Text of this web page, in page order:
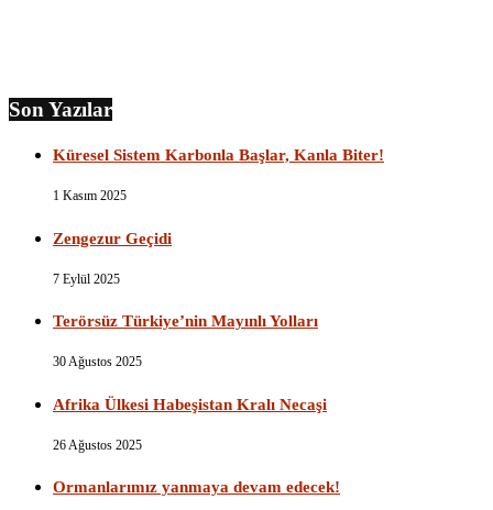
Son Yazılar
Küresel Sistem Karbonla Başlar, Kanla Biter!
1 Kasım 2025
Zengezur Geçidi
7 Eylül 2025
Terörsüz Türkiye’nin Mayınlı Yolları
30 Ağustos 2025
Afrika Ülkesi Habeşistan Kralı Necaşi
26 Ağustos 2025
Ormanlarımız yanmaya devam edecek!